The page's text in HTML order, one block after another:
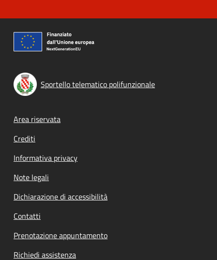
Sportello telematico polifunzionale
Footer menu
Area riservata
Crediti
Informativa privacy
Note legali
Dichiarazione di accessibilità
Contatti
Prenotazione appuntamento
Richiedi assistenza